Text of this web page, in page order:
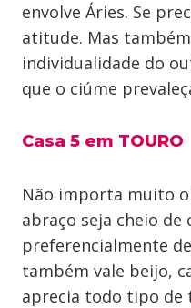
envolve Áries. Se
atitude. Mas
individualidade do
que o ciúme
Casa 5 em TOURO
Não importa muito
abraço seja cheio de
preferencialmente
também vale beijo,
aprecia todo tipo de